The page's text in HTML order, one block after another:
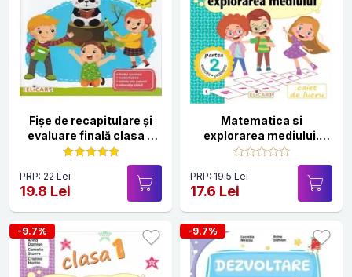
Fişe de recapitulare şi
evaluare finală clasa a
III-a. Limba română.
Matematică. Ştiinţe ale
naturii. Educaţie civică
PRP: 22 Lei
19.8 Lei
Matematica si
explorarea mediului.
Clasa 1. Partea a 2-a (E)
- Caiet de lucru
PRP: 19.5 Lei
17.6 Lei
-9.7% -9.7%